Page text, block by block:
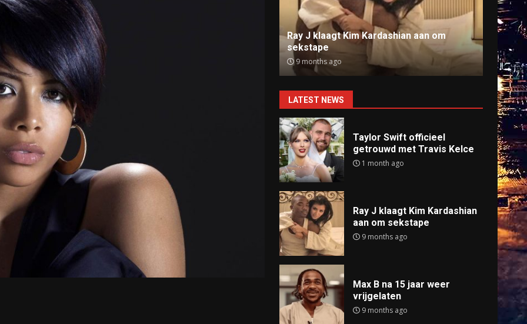
Taylor Swift officieel getrouwd met Travis
Kelce
1 month ago
Ray J klaagt Kim Kardashian aan om
sekstape
9 months ago
Anti-
9
LATEST NEWS
Taylor Swift officieel
getrouwd met Travis Kelce
1 month ago
Ray J klaagt Kim Kardashian
aan om sekstape
9 months ago
Max B na 15 jaar weer
vrijgelaten
9 months ago